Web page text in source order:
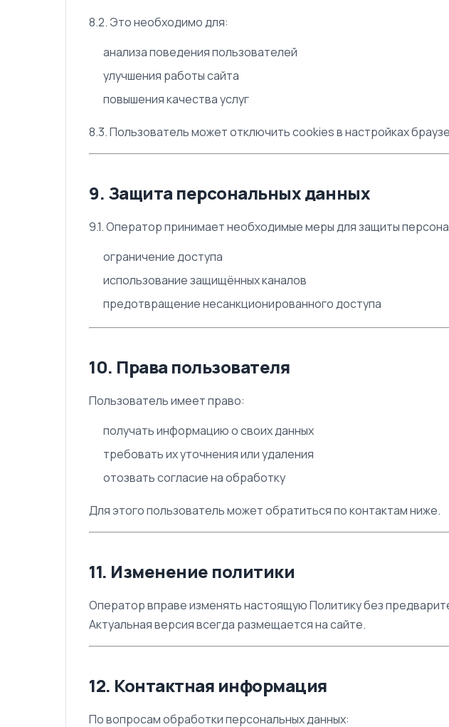
8.2. Это необходимо для:
анализа поведения пользователей
улучшения работы сайта
повышения качества услуг
8.3. Пользователь может отключить cookies в настройках
9. Защита персональных данных
9.1. Оператор принимает необходимые меры для защиты
ограничение доступа
использование защищённых каналов
предотвращение несанкционированного доступа
10. Права пользователя
Пользователь имеет право:
получать информацию о своих данных
требовать их уточнения или удаления
отозвать согласие на обработку
Для этого пользователь может обратиться по контактам ниже.
11. Изменение политики
Оператор вправе изменять настоящую Политику без
Актуальная версия всегда размещается на сайте.
12. Контактная информация
По вопросам обработки персональных данных: